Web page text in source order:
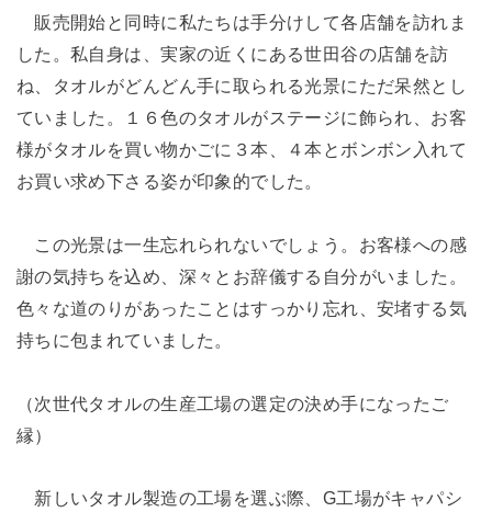
販売開始と同時に私たちは手分けして各店舗を訪れま
した。私自身は、実家の近くにある世田谷の店舗を訪
ね、タオルがどんどん手に取られる光景にただ呆然とし
ていました。１６色のタオルがステージに飾られ、お客
様がタオルを買い物かごに３本、４本とボンボン入れて
お買い求め下さる姿が印象的でした。
この光景は一生忘れられないでしょう。お客様への感
謝の気持ちを込め、深々とお辞儀する自分がいました。
色々な道のりがあったことはすっかり忘れ、安堵する気
持ちに包まれていました。
（次世代タオルの生産工場の選定の決め手になったご
縁）
新しいタオル製造の工場を選ぶ際、G工場がキャパシ